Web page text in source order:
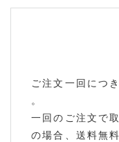
ご注文一回につ
。
一回のご注文で
の場合、送料無